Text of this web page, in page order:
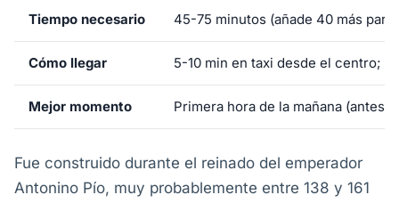
Tiempo necesario 45-75 minutos (añade 40 más
Cómo llegar 5-10 min en taxi desde el centro;
Mejor momento Primera hora de la mañana (antes
Fue construido durante el reinado del emperador
Antonino Pío, muy probablemente entre 138 y 161